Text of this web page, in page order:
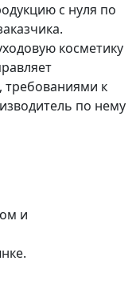
с нуля по
косметику
требованиями к
по нему
и